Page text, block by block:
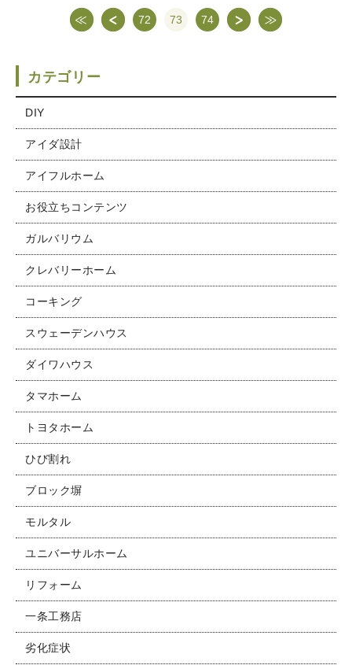
72 73 74
カテゴリー
DIY
アイダ設計
アイフルホーム
お役立ちコンテンツ
ガルバリウム
クレバリーホーム
コーキング
スウェーデンハウス
ダイワハウス
タマホーム
トヨタホーム
ひび割れ
ブロック塀
モルタル
ユニバーサルホーム
リフォーム
一条工務店
劣化症状